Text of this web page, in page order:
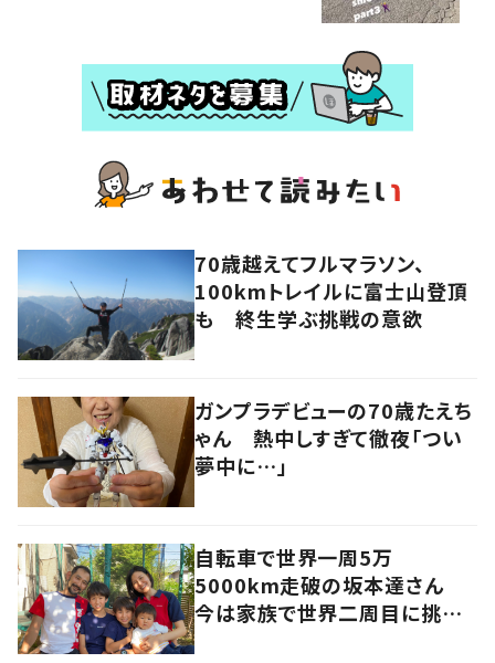
70歳越えてフルマラソン、
100kmトレイルに富士山登頂
も 終生学ぶ挑戦の意欲
ガンプラデビューの70歳たえち
ゃん 熱中しすぎて徹夜「つい
夢中に…」
自転車で世界一周5万
5000km走破の坂本達さん
今は家族で世界二周目に挑戦